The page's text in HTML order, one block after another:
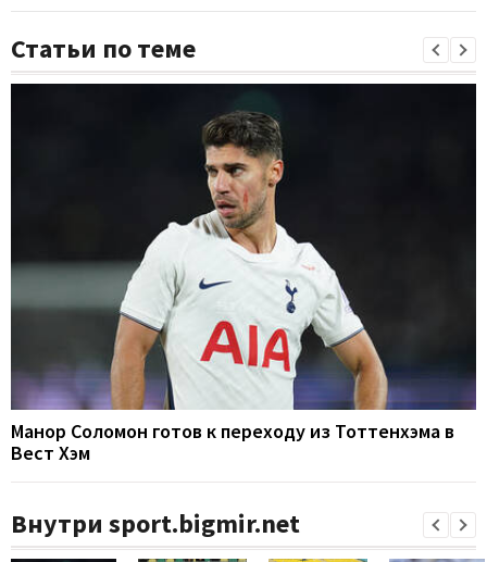
Статьи по теме
Манор Соломон готов к переходу из Тоттенхэма в
Вест Хэм
Внутри sport.bigmir.net